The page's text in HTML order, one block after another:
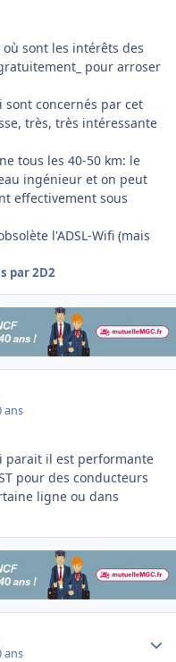
sont les intérêts des
pour arroser
concernés par cet
très, très intéressante
tous les 40-50 km: le
ingénieur et on peut
effectivement sous
l'ADSL-Wifi (mais
par 2D2
ans
parait il est performante
pour des conducteurs
ligne ou dans
ans